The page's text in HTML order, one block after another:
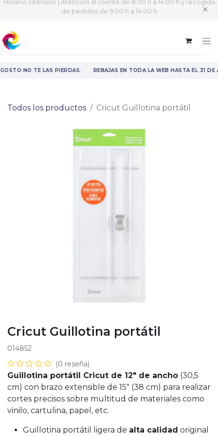
Horario intensivo | Atención al cliente de 8:00 h a 14:00 h y recogida
de pedidos de 9:00 h a 14:00 h
✕
·NO TE LAS PIERDAS· REBAJAS EN TODA LA WEB·HASTA EL 31 DE
Todos los productos Cricut Guillotina portátil
Cricut Guillotina portátil
014852
(0 reseña)
Guillotina portátil Cricut de 12" de ancho (30,5
cm) con brazo extensible de 15" (38 cm) para realizar
cortes precisos sobre multitud de materiales como
vinilo, cartulina, papel, etc.
Guillotina portátil ligera de alta calidad original